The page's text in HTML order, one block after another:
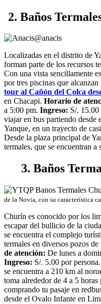
2. Baños
@anacis
Localizadas en el distrito de
forman parte de los recursos
Con una vista sencillamente
por tres piscinas que
tour al Cañón del Colca
en Chacapi. Horario de
a 5:00 pm. Ingreso: S/. 15.00
viajar en bus partiendo desde
Yanque, en un trayecto de
Desde la plaza principal de
termales, que se encuentran
3. Baños
de la Novia, con su característica
Churín es conocido por los
escapar del bullicio de la
se encuentra el complejo
termales en diversos pozos
de atención: De lunes a
Ingreso: S/. 5.00 por persona.
se encuentra a 210 km al
toma alrededor de 4 a 5
comprando tu pasaje en
desde el Ovalo Infante en